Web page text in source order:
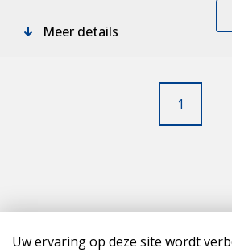
Uw ervaring op deze site wordt
Meer details
1
Copyright 2026